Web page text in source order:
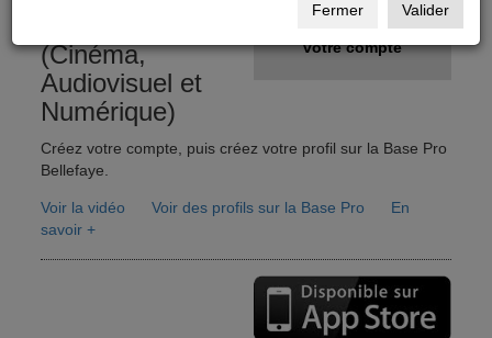
votre compte
(Cinéma,
Audiovisuel et
Numérique)
Créez votre compte, puis créez votre profil sur la Base Pro
Bellefaye.
Voir la vidéo Voir des profils sur la Base Pro
En
savoir +
Fermer Valider